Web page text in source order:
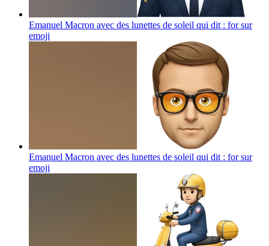
Emanuel Macron avec des lunettes de soleil qui dit : for sur
emoji
Emanuel Macron avec des lunettes de soleil qui dit : for sur
emoji